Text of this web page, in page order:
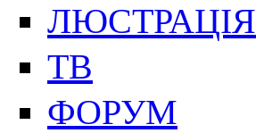
ЛЮСТРАЦІЯ
ТВ
ФОРУМ